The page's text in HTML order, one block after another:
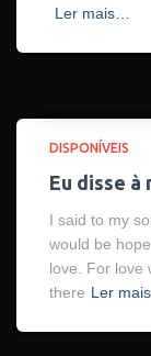
Ler mais…
DISPONÍVEIS
Eu disse à
I said to my
would be
love. For love
there Ler